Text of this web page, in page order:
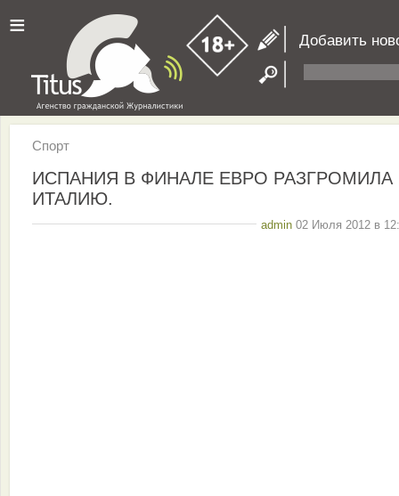
≡ Добавить
Спорт
ИСПАНИЯ В ФИНАЛЕ ЕВРО РАЗГРОМИЛА
ИТАЛИЮ.
admin 02 Июля 2012 в